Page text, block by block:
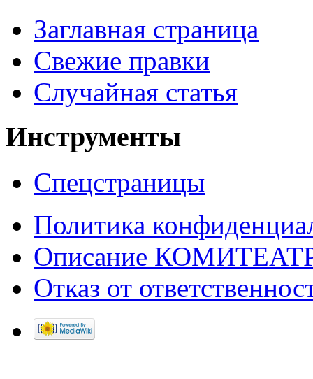
Заглавная страница
Свежие правки
Случайная статья
Инструменты
Спецстраницы
Политика
Описание
Отказ от